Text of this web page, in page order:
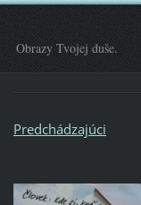
Obrazy Tvojej duše.
Predchádzajúci